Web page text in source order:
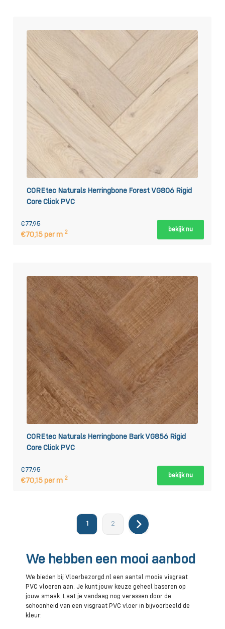
COREtec Naturals Herringbone Forest VG806 Rigid
Core Click PVC
€77,95
€70,15 per m 2 bekijk nu
COREtec Naturals Herringbone Bark VG856 Rigid
Core Click PVC
€77,95
€70,15 per m 2 bekijk nu
1 2
We hebben een mooi aanbod
We bieden bij Vloerbezorgd.nl een aantal mooie visgraat
PVC vloeren aan. Je kunt jouw keuze geheel baseren op
jouw smaak. Laat je vandaag nog verassen door de
schoonheid van een visgraat PVC vloer in bijvoorbeeld de
kleur: